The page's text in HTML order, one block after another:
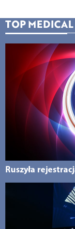
TOP
Ruszyła